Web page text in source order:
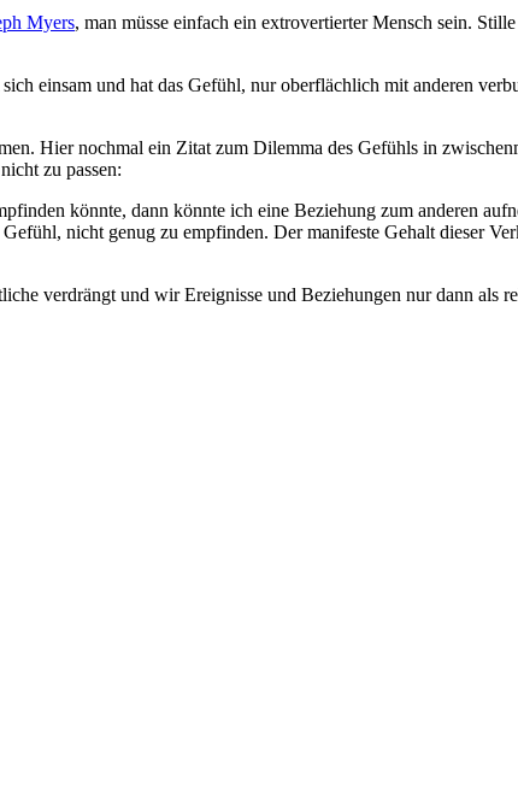
Myers, man müsse einfach ein extrovertierter Mensch sein.
einsam und hat das Gefühl, nur oberflächlich mit anderen
Hier nochmal ein Zitat zum Dilemma des Gefühls in
zu passen:
könnte, dann könnte ich eine Beziehung zum anderen
nicht genug zu empfinden. Der manifeste Gehalt dieser
verdrängt und wir Ereignisse und Beziehungen nur dann als